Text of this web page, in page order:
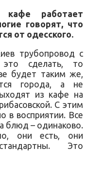
кафе работает
говорят, что
от одесского.
трубопровод с
сделать, то
будет таким же,
города, а не
из кафе на
С этим
в восприятии. Все
блюд – одинаково.
они есть, они
Это